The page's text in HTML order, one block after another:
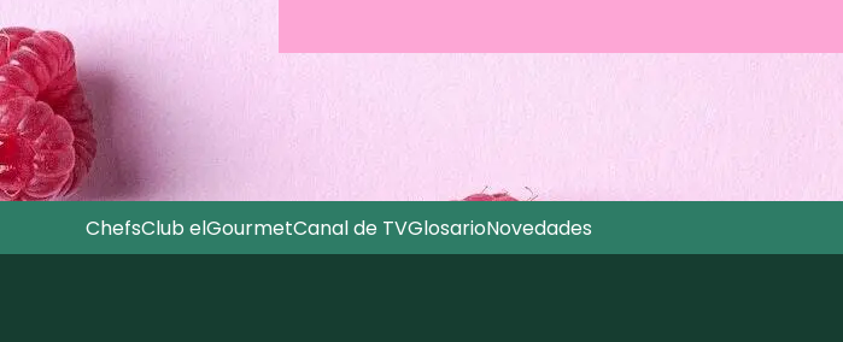
ChefsClub elGourmetCanal de TVGlosarioNovedades